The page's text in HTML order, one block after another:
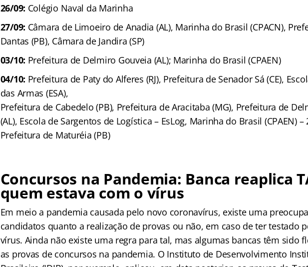
26/09: Colégio Naval da Marinha
27/09: Câmara de Limoeiro de Anadia (AL), Marinha do Brasil (CPACN),
Dantas (PB), Câmara de Jandira (SP)
03/10: Prefeitura de Delmiro Gouveia (AL); Marinha do Brasil (CPAEN)
04/10: Prefeitura de Paty do Alferes (RJ), Prefeitura de Senador Sá (CE),
das Armas (ESA),
Prefeitura de Cabedelo (PB), Prefeitura de Aracitaba (MG), Prefeitura de
(AL), Escola de Sargentos de Logística – EsLog, Marinha do Brasil (CPAEN) –
Prefeitura de Maturéia (PB)
Concursos na Pandemia: Banca reaplica
quem estava com o vírus
Em meio a pandemia causada pelo novo coronavírus, existe uma
candidatos quanto a realização de provas ou não, em caso de ter testado
vírus. Ainda não existe uma regra para tal, mas algumas bancas têm sido
as provas de concursos na pandemia. O Instituto de Desenvolvimento